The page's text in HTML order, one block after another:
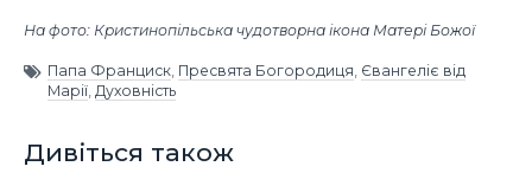
На фото: Кристинопільська чудотворна ікона Матері Божої
Папа Франциск, Пресвята Богородиця, Євангеліє від
Марії, Духовність
Дивіться також